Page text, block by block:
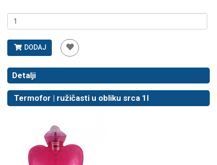
DODAJ
Detalji
Termofor | ružičasti u obliku srca 1l